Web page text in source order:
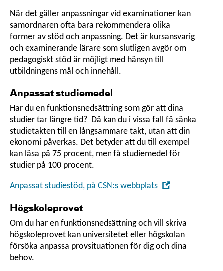
När det gäller anpassningar vid examinationer kan
samordnaren ofta bara rekommendera olika
former av stöd och anpassning. Det är kursansvarig
och examinerande lärare som slutligen avgör om
pedagogiskt stöd är möjligt med hänsyn till
utbildningens mål och innehåll.
Anpassat studiemedel
Har du en funktionsnedsättning som gör att dina
studier tar längre tid? Då kan du i vissa fall få sänka
studietakten till en långsammare takt, utan att din
ekonomi påverkas. Det betyder att du till exempel
kan läsa på 75 procent, men få studiemedel för
studier på 100 procent.
Anpassat studiestöd, på CSN:s webbplats
nytt
fönster
Högskoleprovet
Om du har en funktionsnedsättning och vill skriva
högskoleprovet kan universitetet eller högskolan
försöka anpassa provsituationen för dig och dina
behov.